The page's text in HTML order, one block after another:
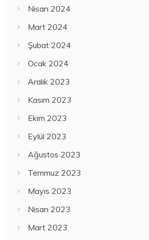
Nisan 2024
Mart 2024
Şubat 2024
Ocak 2024
Aralık 2023
Kasım 2023
Ekim 2023
Eylül 2023
Ağustos 2023
Temmuz 2023
Mayıs 2023
Nisan 2023
Mart 2023